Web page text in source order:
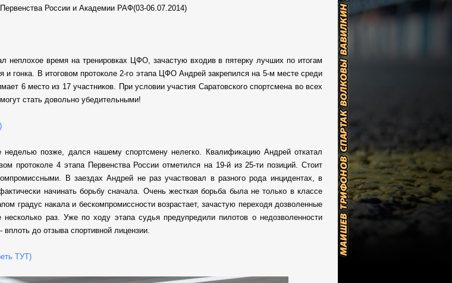
России и Академии РАФ(03-06.07.2014)
неплохое время на тренировках ЦФО, зачастую входив в пятерку лучших по итогам
гонка. В итоговом протоколе 2-го этапа ЦФО Андрей закрепился на 5-м месте среди
6 место из 17 участников. При условии участия Саратовского спортсмена во всех
стать довольно убедительными!
позже, дался нашему спортсмену нелегко. Квалификацию Андрей откатал
протоколе 4 этапа Первенства России отметился на 19-й из 25-ти позиций. Стоит
В заездах Андрей не раз участвовал в разного рода инцидентах, в
начинать борьбу сначала. Очень жесткая борьба была не только в классе
градус накала и бескомпромиссности возрастает, зачастую переходя дозволенные
раз. Уже по ходу этапа судья предупредили пилотов о недозволенности
до отзыва спортивной лицензии.
ТУТ)